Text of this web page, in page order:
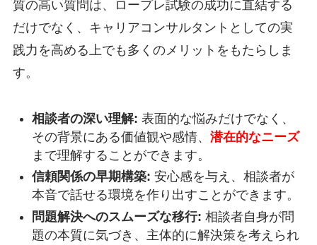
質の高い質問は、ロープレ試験の成功に直結する
だけでなく、キャリアコンサルタントとしての実
践力を高める上でも多くのメリットをもたらしま
す。
相談者の深い理解: 表面的な悩みだけでなく、
その背景にある価値観や感情、 潜在的なニーズ
まで理解することができます。
信頼関係の早期構築: 安心感を与え、相談者が
本音で話せる環境を作り出すことができます。
問題解決へのスムーズな移行: 相談者自身が問
題の本質に気づき、主体的に解決策を考えられ